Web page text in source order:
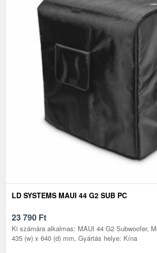
LD SYSTEMS MAUI 44 G2 SUB PC
23 790 Ft
Ki számára alkalmas: MAUI 44 G2 Subwoofer,
435 (w) x 640 (d) mm, Gyártás helye: Kína